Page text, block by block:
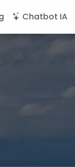
Chatbot IA